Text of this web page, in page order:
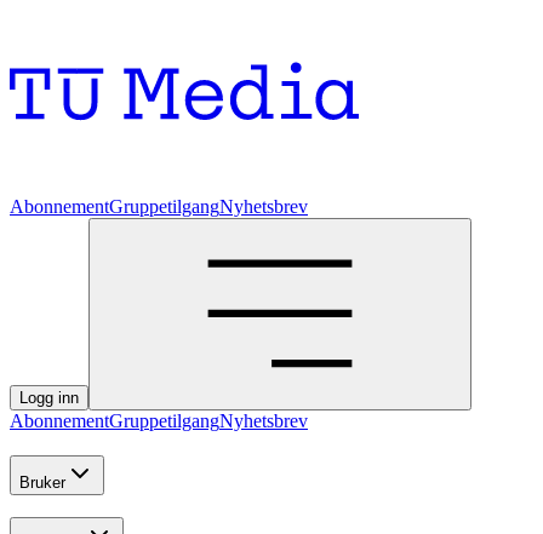
AbonnementGruppetilgangNyhetsbrev
Logg inn
AbonnementGruppetilgangNyhetsbrev
Bruker